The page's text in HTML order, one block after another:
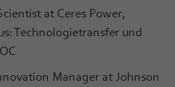
at Ceres Power,
Technologietransfer und
Manager at Johnson